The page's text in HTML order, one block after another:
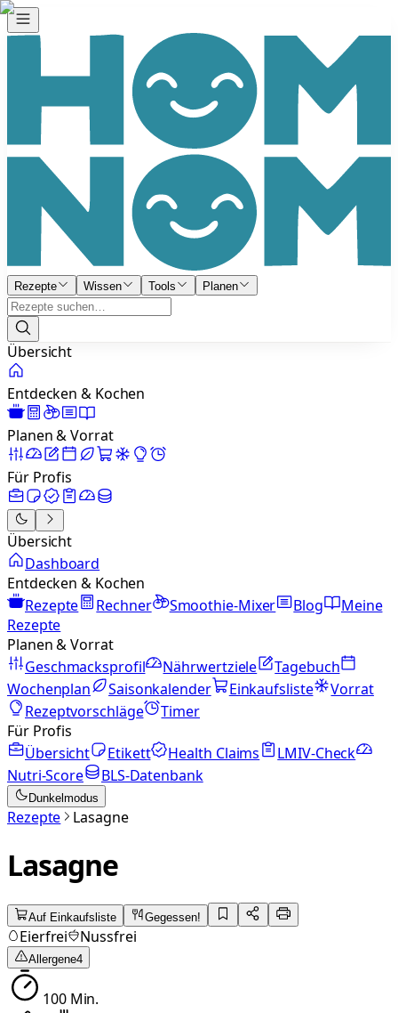
Rezepte Wissen Tools Planen
Übersicht
Entdecken & Kochen
Planen & Vorrat
Für Profis
Übersicht
Dashboard
Entdecken & Kochen
Rezepte
Rechner Smoothie-Mixer Blog
Meine
Rezepte
Planen & Vorrat
Geschmacksprofil
Nährwertziele
Tagebuch
Wochenplan
Saisonkalender Einkaufsliste
Vorrat
Rezeptvorschläge
Timer
Für Profis
Übersicht
Etikett Health Claims
LMIV-Check
Nutri-Score
BLS-Datenbank
Dunkelmodus
Rezepte Lasagne
Lasagne
Auf Einkaufsliste Gegessen!
Eierfrei Nussfrei
Allergene4
100Min.